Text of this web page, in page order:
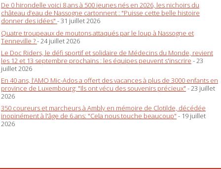
De 0 hirondelle voici 8 ans à 500 jeunes nés en 2026, les nichoirs du
château d’eau de Nassogne cartonnent : "Puisse cette belle histoire
donner des idées" - 31 juillet 2026
Quatre troupeaux de moutons attaqués par le loup à Nassogne et
Tenneville ?- 24 juillet 2026
Le Doc Riders, le défi sportif et solidaire de Médecins du Monde, revient
les 12 et 13 septembre prochains : les équipes peuvent s'inscrire - 23
juillet 2026
En 40 ans, l’AMO Mic-Ados a offert des vacances à plus de 3000 enfants en
province de Luxembourg: "Ils ont vécu des souvenirs précieux" - 23 juillet
2026
350 coureurs et marcheurs à Ambly en mémoire de Clotilde, décédée
inopinément à l'âge de 6 ans: "Cela nous touche beaucoup" - 19 juillet
2026